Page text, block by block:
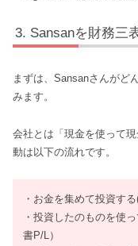
Sansanを財務三
まずは、Sansanさんがど
みます。
会社とは「現金を使って
動は以下の流れです。
・お金を集めて投資す
・投資したのものを使
書P/L）